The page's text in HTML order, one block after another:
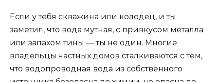
Если у тебя скважина или колодец, и ты
заметил, что вода мутная, с привкусом металла
или запахом тины — ты не один. Многие
владельцы частных домов сталкиваются с тем,
что водопроводная вода из собственного